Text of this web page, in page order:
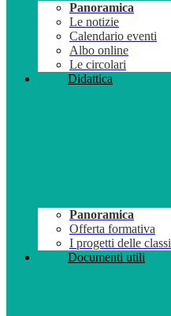
Panoramica
Le notizie
Calendario eventi
Albo online
Le circolari
Didattica
Panoramica
Offerta formativa
I progetti delle classi
Documenti utili